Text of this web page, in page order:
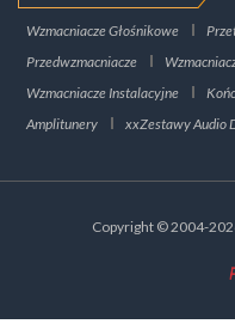
Wzmacniacze Głośnikowe
Przedwzmacniacze
Wzmacniacze Instalacyjne
Amplitunery
xxZestawy Audio
Copyright © 2004-